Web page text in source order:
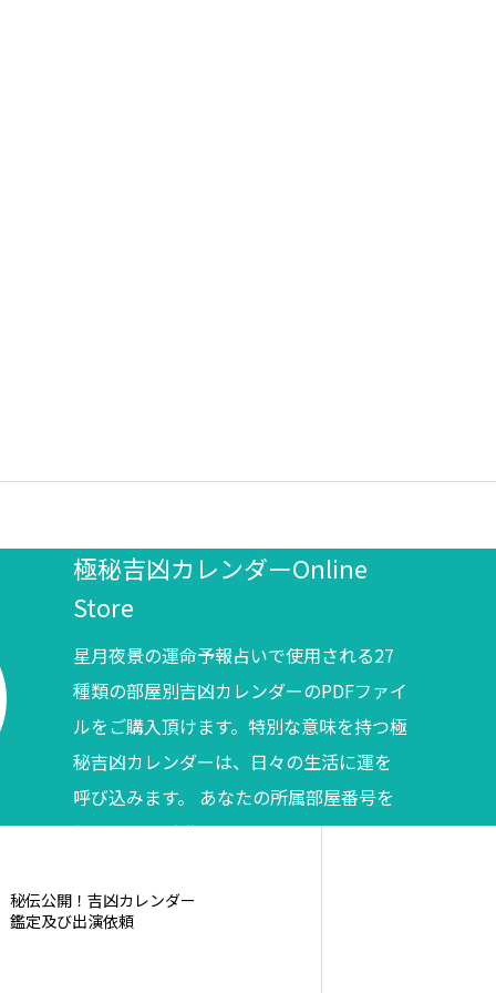
極秘吉凶カレンダーOnline
Store
星月夜景の運命予報占いで使用される27
種類の部屋別吉凶カレンダーのPDFファイ
ルをご購入頂けます。特別な意味を持つ極
秘吉凶カレンダーは、日々の生活に運を
呼び込みます。 あなたの所属部屋番号を
調べてからご購入ください。
秘伝公開！吉凶カレンダー
鑑定及び出演依頼